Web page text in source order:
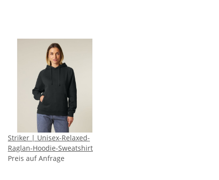
Striker | Unisex-Relaxed-
Raglan-Hoodie-Sweatshirt
Preis auf Anfrage